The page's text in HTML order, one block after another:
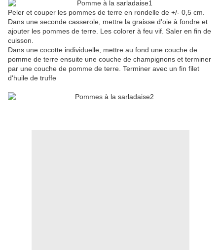
Peler et couper les pommes de terre en rondelle de +/- 0,5 cm.
Dans une seconde casserole, mettre la graisse d'oie à fondre et
ajouter les pommes de terre. Les colorer à feu vif. Saler en fin de
cuisson.
Dans une cocotte individuelle, mettre au fond une couche de
pomme de terre ensuite une couche de champignons et terminer
par une couche de pomme de terre. Terminer avec un fin filet
d'huile de truffe